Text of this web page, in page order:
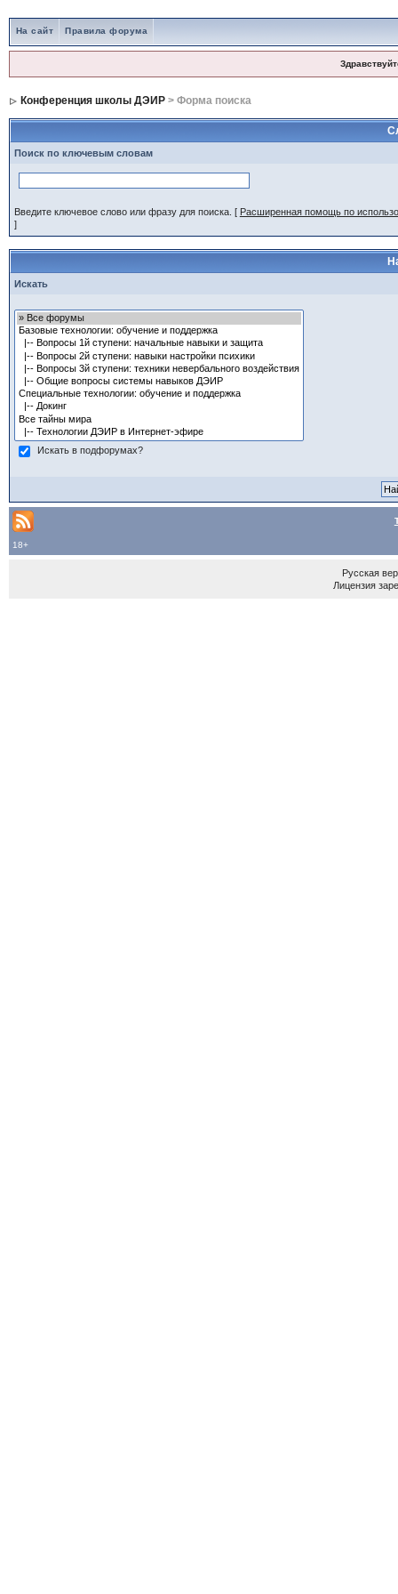
На сайт Правила форума
Конференция школы ДЭИР> Форма поиска
Поиск по ключевым словам
Введите ключевое слово или фразу для поиска. [ Расширенная помощь по
]
Искать
Искать в подфорумах?
18+
Русская
Лицензия